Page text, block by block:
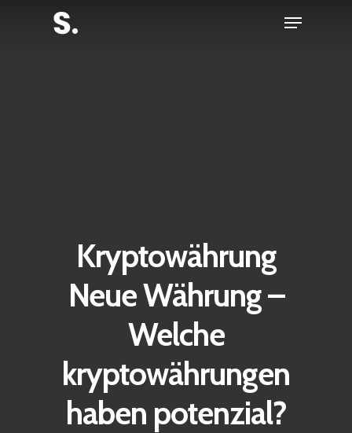
Menu
Kryptowährung
Neue Währung –
Welche
kryptowährungen
haben potenzial?